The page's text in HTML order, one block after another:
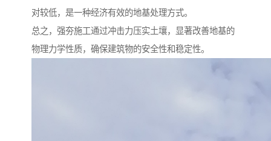
对较低，是一种经济有效的地基处理方式。
总之，强夯施工通过冲击力压实土壤，显著改善地基的
物理力学性质，确保建筑物的安全性和稳定性。